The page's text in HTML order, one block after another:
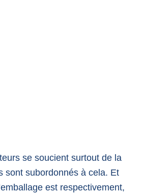
se soucient surtout de la
sont subordonnés à cela. Et
est respectivement,